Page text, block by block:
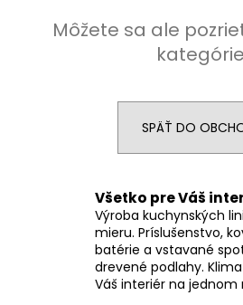
Môžete sa ale
SPÄŤ DO
Všetko pre Váš
Výroba kuchynských
mieru. Príslušenstvo,
batérie a vstavané
drevené podlahy.
Váš interiér na jednom
HĽADAŤ